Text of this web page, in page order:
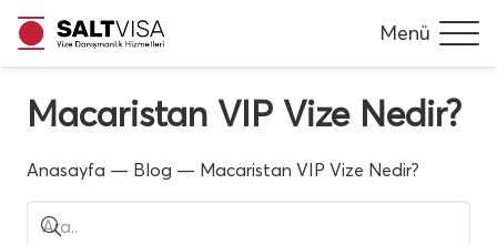
Menü
Macaristan VIP Vize Nedir?
Anasayfa — Blog — Macaristan VIP Vize Nedir?